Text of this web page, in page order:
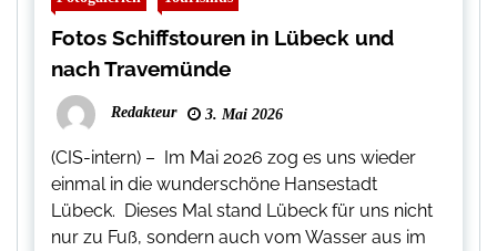
Fotos Schiffstouren in Lübeck und
nach Travemünde
Redakteur 3. Mai 2026
(CIS-intern) – Im Mai 2026 zog es uns wieder
einmal in die wunderschöne Hansestadt
Lübeck. Dieses Mal stand Lübeck für uns nicht
nur zu Fuß, sondern auch vom Wasser aus im